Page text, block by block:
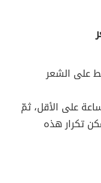
على الشعر
على الأقل، ثمّ
تكرار هذه